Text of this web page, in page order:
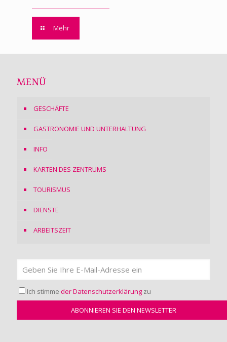
Mehr
MENÜ
GESCHÄFTE
GASTRONOMIE UND UNTERHALTUNG
INFO
KARTEN DES ZENTRUMS
TOURISMUS
DIENSTE
ARBEITSZEIT
Ich stimme der Datenschutzerklärung zu